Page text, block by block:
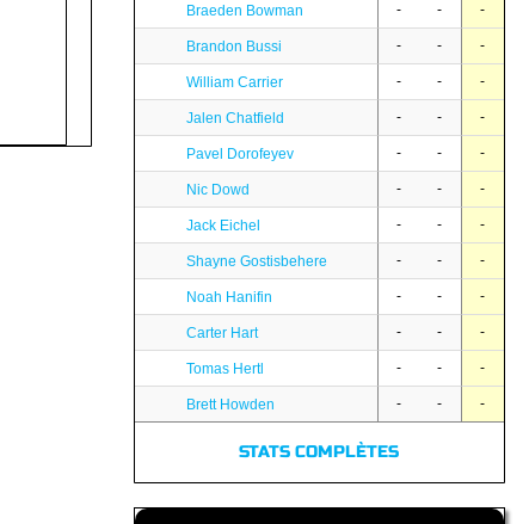
Braeden Bowman - - -
Brandon Bussi - - -
William Carrier - - -
Jalen Chatfield - - -
Pavel Dorofeyev - - -
Nic Dowd - - -
Jack Eichel - - -
Shayne Gostisbehere - - -
Noah Hanifin - - -
Carter Hart - - -
Tomas Hertl - - -
Brett Howden - - -
STATS COMPLÈTES